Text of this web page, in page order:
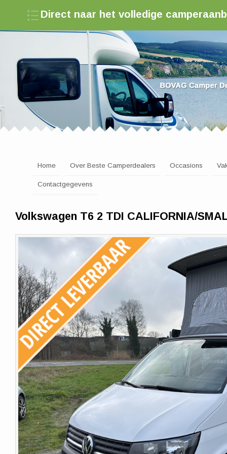
Direct naar het volledige
Zoek een camperdealer in Nederland
Home Over Beste Camperdealers Occasions
Contactgegevens
Volkswagen T6 2 TDI CALIFORNIA/